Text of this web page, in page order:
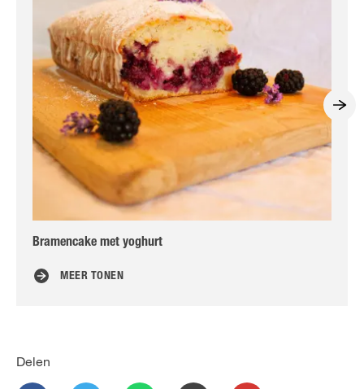
Bramencake met yoghurt
MEER TONEN
Delen